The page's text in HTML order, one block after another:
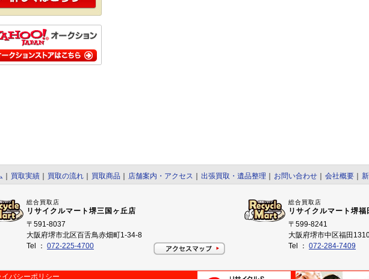
買取実績 買取の流れ 買取商品 店舗案内・アクセス 出張買取・遺品整理 お問い合わせ 会社概要
総合買取店
リサイクルマート堺三国ヶ丘店
〒591-8037
大阪府堺市北区百舌鳥赤畑町1-34-8
Tel ： 072-225-4700
総合買取店
リサイクルマート堺福
〒599-8241
大阪府堺市中区福田
Tel ： 072-284-7409
イバシーポリシー